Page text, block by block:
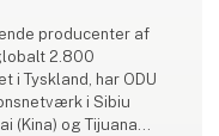
producenter af
2.800
i Tyskland, har ODU
i Sibiu
(Kina) og Tijuana